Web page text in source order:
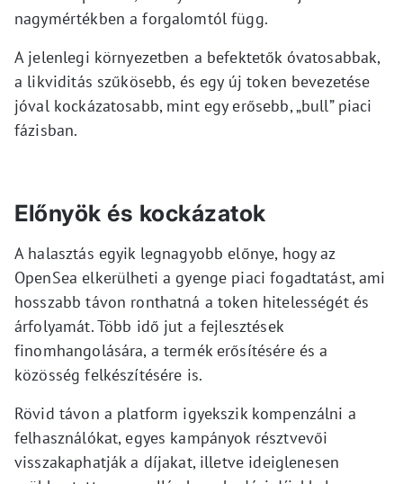
nagymértékben a forgalomtól függ.
A jelenlegi környezetben a befektetők óvatosabbak,
a likviditás szűkösebb, és egy új token bevezetése
jóval kockázatosabb, mint egy erősebb, „bull” piaci
fázisban.
Előnyök és kockázatok
A halasztás egyik legnagyobb előnye, hogy az
OpenSea elkerülheti a gyenge piaci fogadtatást, ami
hosszabb távon ronthatná a token hitelességét és
árfolyamát. Több idő jut a fejlesztések
finomhangolására, a termék erősítésére és a
közösség felkészítésére is.
Rövid távon a platform igyekszik kompenzálni a
felhasználókat, egyes kampányok résztvevői
visszakaphatják a díjakat, illetve ideiglenesen